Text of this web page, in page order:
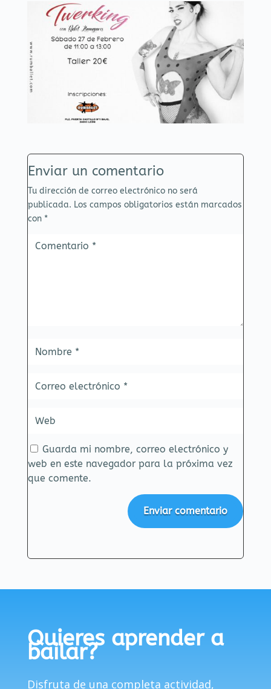
Enviar un comentario
Tu dirección de correo electrónico no será
publicada. Los campos obligatorios están marcados
con *
Guarda mi nombre, correo electrónico y
web en este navegador para la próxima vez
que comente.
Enviar comentario
Quieres aprender a
bailar?
Disfruta de una completa actividad,